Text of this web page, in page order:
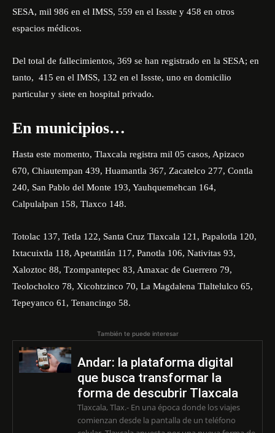
SESA, mil 986 en el IMSS, 559 en el Issste y 458 en otros
espacios médicos.
Del total de fallecimientos, 369 se han registrado en la SESA; en
tanto, 415 en el IMSS, 132 en el Issste, uno en domicilio
particular y siete en hospital privado.
En municipios…
Hasta este momento, Tlaxcala registra mil 05 casos, Apizaco
670, Chiautempan 439, Huamantla 367, Zacatelco 277, Contla
240, San Pablo del Monte 193, Yauhquemehcan 164,
Calpulalpan 158, Tlaxco 148.
Totolac 137, Tetla 122, Santa Cruz Tlaxcala 121, Papalotla 120,
Ixtacuixtla 118, Apetatitlán 117, Panotla 106, Nativitas 93,
Xaloztoc 88, Tzompantepec 83, Amaxac de Guerrero 79,
Teolocholco 78, Xicohtzinco 70, La Magdalena Tlaltelulco 65,
Tepeyanco 61, Tenancingo 58.
También te puede interesar
Andar: la plataforma digital
que busca transformar la
forma de descubrir Tlaxcala
Tlaxcala, Tlax.- En una época donde los viajes
comienzan desde la pantalla de un teléfono